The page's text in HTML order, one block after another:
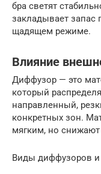
бра светят
закладывает запас
щадящем режиме.
Влияние
Диффузор — это
который
направленный,
конкретных зон.
мягким, но
Виды диффузоров и